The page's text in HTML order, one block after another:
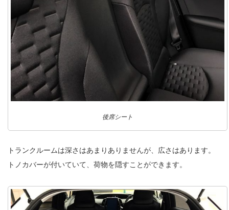
後席シート
トランクルームは深さはあまりありませんが、広さはあります。
トノカバーが付いていて、荷物を隠すことができます。